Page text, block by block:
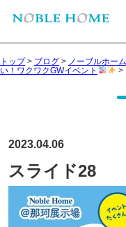
トップ> ブログ > ノーブルホー
い！ワクワクGWイベント
>
2023.04.06
スライド28